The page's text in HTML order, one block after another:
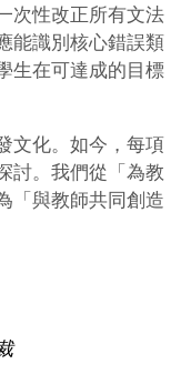
次性改正所有文法
能識別核心錯誤類
生在可達成的目標
文化。如今，每項
討。我們從「為教
「與教師共同創造